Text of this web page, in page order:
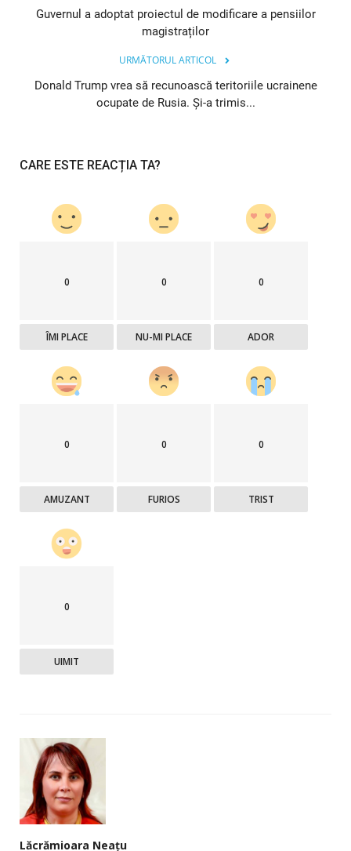
Guvernul a adoptat proiectul de modificare a pensiilor
magistraților
URMĂTORUL ARTICOL
Donald Trump vrea să recunoască teritoriile ucrainene
ocupate de Rusia. Și-a trimis...
CARE ESTE REACȚIA TA?
0
ÎMI PLACE
0
NU-MI PLACE
0
ADOR
0
AMUZANT
0
FURIOS
0
TRIST
0
UIMIT
Lăcrămioara Neațu